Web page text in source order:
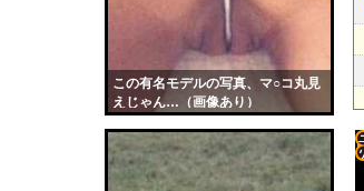
この有名モデルの写真、マ○コ丸見
えじゃん…（画像あり）